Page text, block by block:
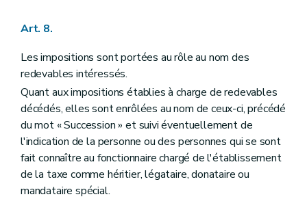
Art. 8.
Les impositions sont portées au rôle au nom des
redevables intéressés.
Quant aux impositions établies à charge de redevables
décédés, elles sont enrôlées au nom de ceux-ci, précédé
du mot « Succession » et suivi éventuellement de
l'indication de la personne ou des personnes qui se sont
fait connaître au fonctionnaire chargé de l'établissement
de la taxe comme héritier, légataire, donataire ou
mandataire spécial.